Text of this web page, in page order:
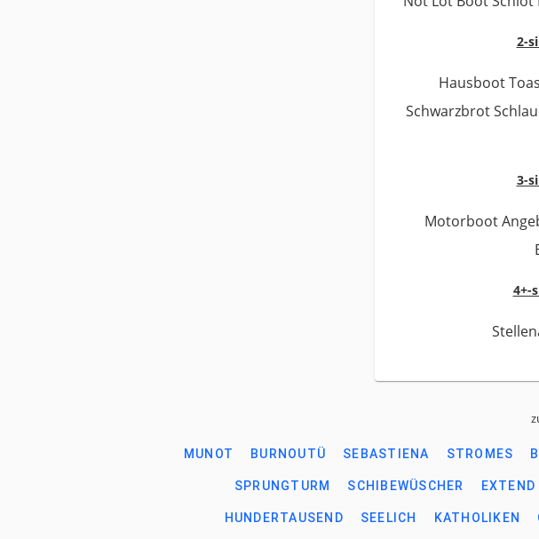
2-
Hausboot
Schwarzbrot
3-
Motorboot
4+-
MUNOT BURNOUTÜ SEBASTIENA STROMES
SPRUNGTURM SCHIBEWÜSCHER EXTEND
HUNDERTAUSEND SEELICH KATHOLIKEN